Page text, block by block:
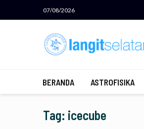
07/08/2026
BERANDA ASTROFISIKA
Tag: icecube